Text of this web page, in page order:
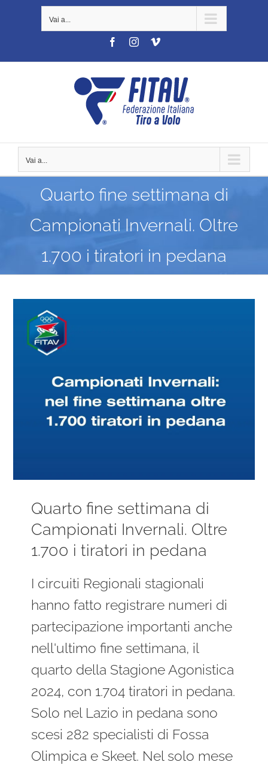
Vai a...
FacebookInstagramVimeo
Vai a...
Quarto fine settimana di
Campionati Invernali. Oltre
1.700 i tiratori in pedana
immagine
Quarto fine settimana di
Campionati Invernali. Oltre
1.700 i tiratori in pedana
I circuiti Regionali stagionali
hanno fatto registrare numeri di
partecipazione importanti anche
nell'ultimo fine settimana, il
quarto della Stagione Agonistica
2024, con 1.704 tiratori in pedana.
Solo nel Lazio in pedana sono
scesi 282 specialisti di Fossa
Olimpica e Skeet. Nel solo mese